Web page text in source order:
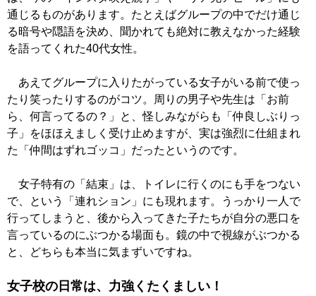
通じるものがあります。たとえばグループの中でだけ通じ
る暗号や隠語を決め、聞かれても絶対に教えなかった経験
を語ってくれた40代女性。
あえてグループに入りたがっている女子がいる前で使っ
たり笑ったりするのがコツ。周りの男子や先生は「お前
ら、何言ってるの？」と、怪しみながらも「仲良しぶりっ
子」をほほえましく受け止めますが、実は強烈に仕組まれ
た「仲間はずれゴッコ」だったというのです。
女子特有の「結束」は、トイレに行くのにも手をつない
で、という「連れション」にも現れます。うっかり一人で
行ってしまうと、後から入ってきた子たちが自分の悪口を
言っているのにぶつかる場面も。鏡の中で視線がぶつかる
と、どちらも本当に気まずいですね。
女子校の日常は、力強くたくましい！